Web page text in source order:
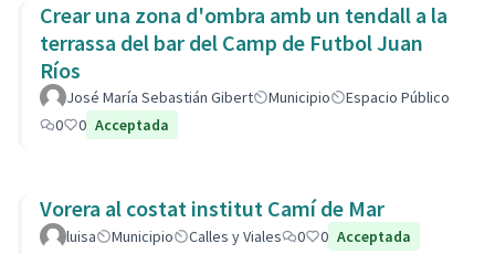
Crear una zona d'ombra amb un tendall a la
terrassa del bar del Camp de Futbol Juan
Ríos
José María Sebastián Gibert Municipio
Espacio Público
0
0 Acceptada
Vorera al costat institut Camí de Mar
luisa Municipio Calles y Viales 0 0 Acceptada